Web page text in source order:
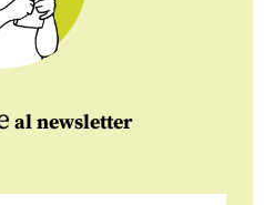
al newsletter